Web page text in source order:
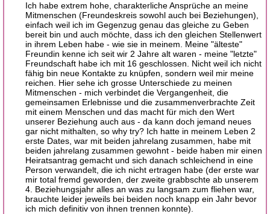
Ich habe extrem hohe, charakterliche Ansprüche an meine
Mitmenschen (Freundeskreis sowohl auch bei Beziehungen),
einfach weil ich im Gegenzug genau das gleiche zu Geben
bereit bin und auch möchte, dass ich den gleichen Stellenwert
in ihrem Leben habe - wie sie in meinem. Meine "älteste"
Freundin kenne ich seit wir 2 Jahre alt waren - meine "letzte"
Freundschaft habe ich mit 16 geschlossen. Nicht weil ich nicht
fähig bin neue Kontakte zu knüpfen, sondern weil mir meine
reichen. Hier sehe ich grosse Unterschiede zu meinen
Mitmenschen - mich verbindet die Vergangenheit, die
gemeinsamen Erlebnisse und die zusammenverbrachte Zeit
mit einem Menschen und das macht für mich den Wert
unserer Beziehung auch aus - da kann doch jemand neues
gar nicht mithalten, so why try? Ich hatte in meinem Leben 2
erste Dates, war mit beiden jahrelang zusammen, habe mit
beiden jahrelang zusammen gewohnt - beide haben mir einen
Heiratsantrag gemacht und sich danach schleichend in eine
Person verwandelt, die ich nicht ertragen habe (der erste war
mir total fremd geworden, der zweite grabbschte ab unserem
4. Beziehungsjahr alles an was zu langsam zum fliehen war,
brauchte leider jeweils bei beiden noch knapp ein Jahr bevor
ich mich definitiv von ihnen trennen konnte).